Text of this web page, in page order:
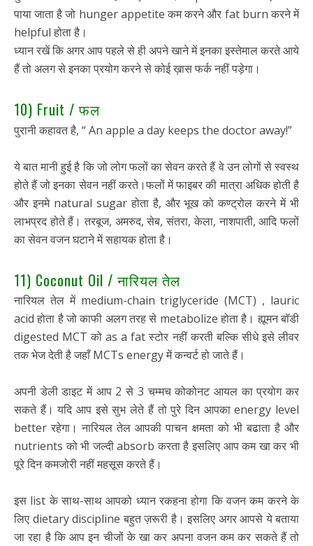
पाया जाता है जो hunger appetite कम करने और fat burn करने में
helpful होता है।
ध्यान रखें कि अगर आप पहले से ही अपने खाने में इनका इस्तेमाल करते आये
हैं तो अलग से इनका प्रयोग करने से कोई ख़ास फर्क नहीं पड़ेगा।
10) Fruit / फल
पुरानी कहावत है, “ An apple a day keeps the doctor away!”
ये बात मानी हुई है कि जो लोग फलों का सेवन करते हैं वे उन लोगों से स्वस्थ
होते हैं जो इनका सेवन नहीं करते।फलों में फाइबर की मात्रा अधिक होती है
और इनमे natural sugar होता है, और भूख को कण्ट्रोल करने में भी
लाभप्रद होते हैं। तरबूज, अमरुद, सेब, संतरा, केला, नाशपाती, आदि फलों
का सेवन वजन घटाने में सहायक होता है।
11) Coconut Oil / नारियल तेल
नारियल तेल में medium-chain triglyceride (MCT) , lauric
acid होता है जो काफी अलग तरह से metabolize होता है। ह्यूमन बॉडी
digested MCT को as a fat स्टोर नहीं करती बल्कि सीधे इसे लीवर
तक भेज देती है जहाँ MCTs energy में कन्वर्ट हो जाते हैं।
अपनी डेली डाइट में आप 2 से 3 चम्मच कोकोनट आयल का प्रयोग कर
सकते हैं। यदि आप इसे सुभ लेते हैं तो पुरे दिन आपका energy level
better रहेगा। नारियल तेल आपकी पाचन क्षमता को भी बढाता है और
nutrients को भी जल्दी absorb करता है इसलिए आप कम खा कर भी
पूरे दिन कमजोरी नहीं महसूस करते हैं।
इस list के साथ-साथ आपको ध्यान रकहना होगा कि वजन कम करने के
लिए dietary discipline बहुत ज़रूरी है। इसलिए अगर आपसे ये बताया
जा रहा है कि आप इन चीजों के खा कर अपना वजन कम कर सकते हैं तो